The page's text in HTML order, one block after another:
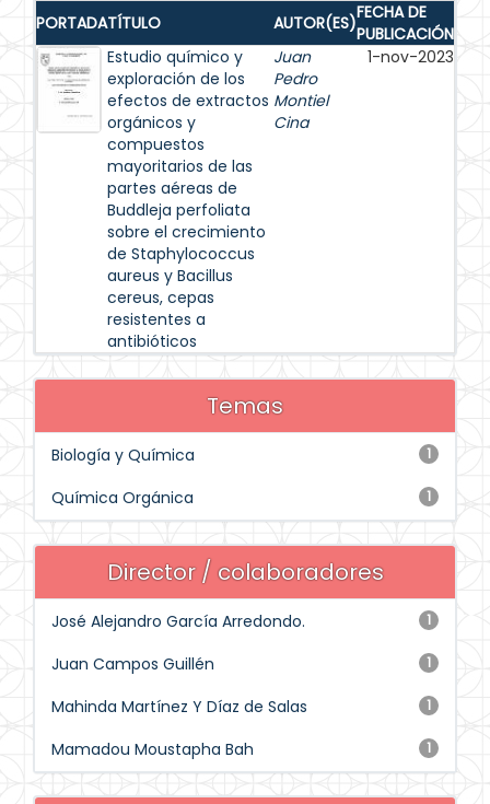
PORTADATÍTULO AUTOR(ES)FECHA DE
PUBLICACIÓN
Estudio químico y
exploración de los
efectos de extractos
orgánicos y
compuestos
mayoritarios de las
partes aéreas de
Buddleja perfoliata
sobre el crecimiento
de Staphylococcus
aureus y Bacillus
cereus, cepas
resistentes a
antibióticos
Juan
Pedro
Montiel
Cina
1-nov-2023
Temas
1
Biología y Química
1
Química Orgánica
Director / colaboradores
1
José Alejandro García Arredondo.
1
Juan Campos Guillén
1
Mahinda Martínez Y Díaz de Salas
1
Mamadou Moustapha Bah